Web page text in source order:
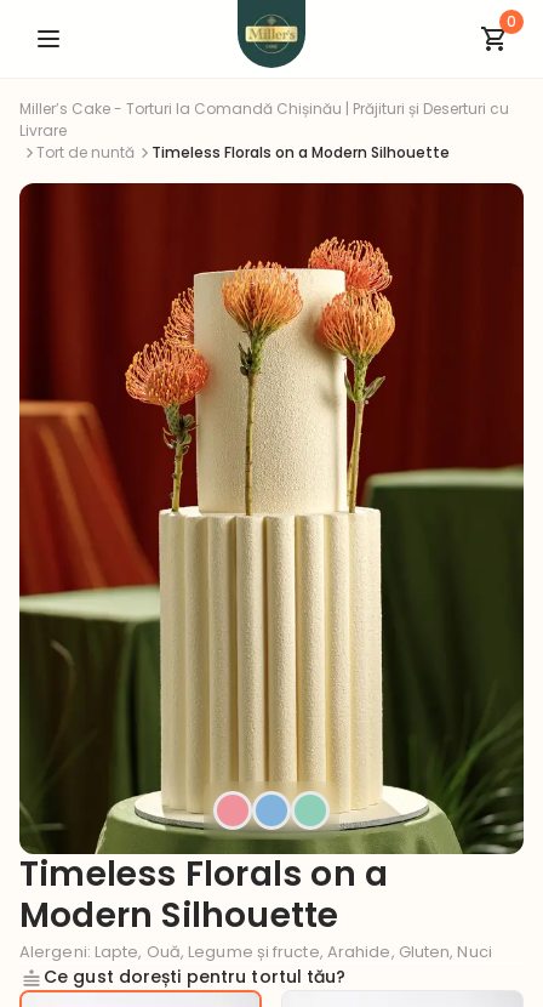
0
Miller’s Cake - Torturi la Comandă Chișinău | Prăjituri și Deserturi cu
Livrare
Tort de nuntă
Timeless Florals on a Modern Silhouette
Timeless Florals on a
Modern Silhouette
Alergeni: Lapte, Ouă, Legume și fructe, Arahide, Gluten, Nuci
Ce gust dorești pentru tortul tău?